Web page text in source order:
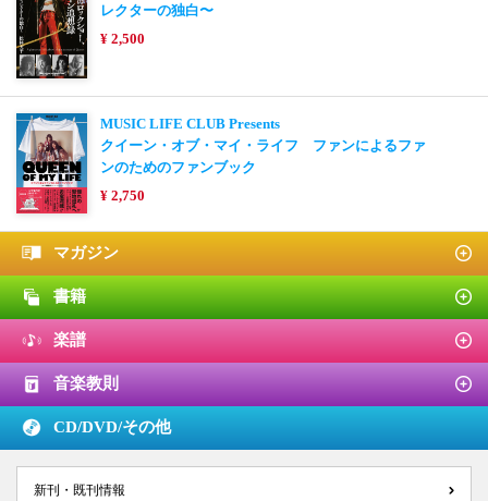
レクターの独白〜
¥ 2,500
MUSIC LIFE CLUB Presents
クイーン・オブ・マイ・ライフ ファンによるファ
ンのためのファンブック
¥ 2,750
マガジン
書籍
楽譜
音楽教則
CD/DVD/その他
新刊・既刊情報